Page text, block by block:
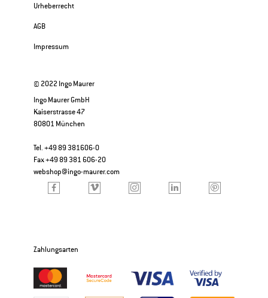
Urheberrecht
AGB
Impressum
© 2022 Ingo Maurer
Ingo Maurer GmbH
Kaiserstrasse 47
80801 München
Tel. +49 89 381606-0
Fax +49 89 381 606-20
webshop@ingo-maurer.com
Zahlungsarten